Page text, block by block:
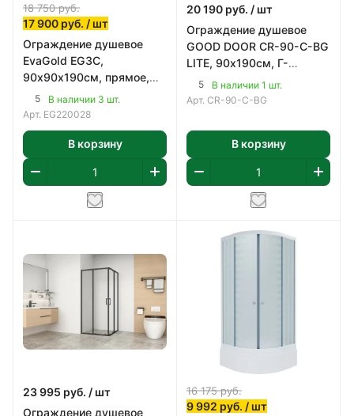
18 750руб.
17 900 руб. / шт
Ограждение душевое
EvaGold EG3C,
90х90х190см, прямое,
профиль хром, стекло
прозрачное 5мм.
5
В наличии 3 шт.
Арт. EG220028
В корзину
20 190 руб. / шт
Ограждение душевое
GOOD DOOR CR-90-C-BG
LITE, 90х190см, Г-
образное, профиль
5
В наличии 1 шт.
Арт. CR-90-C-BG
В корзину
23 995 руб. / шт
Ограждение душевое
16 175руб.
9 992 руб. / шт